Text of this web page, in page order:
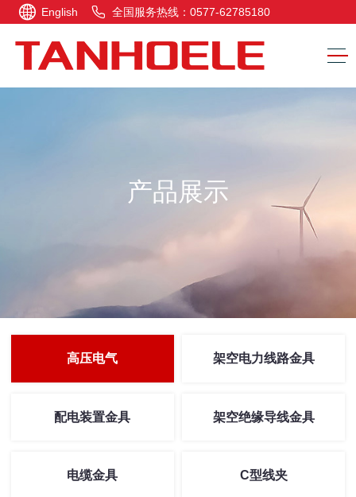
English 全国服务热线：0577-62785180
产品展示
高压电气 架空电力线路金具
配电装置金具 架空绝缘导线金具
电缆金具 C型线夹